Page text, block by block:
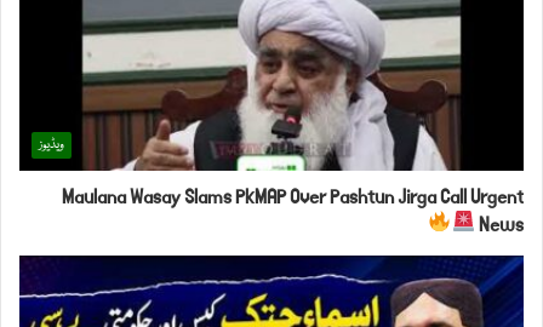
ویڈیوز
Maulana Wasay Slams PkMAP Over Pashtun Jirga Call Urgent
News